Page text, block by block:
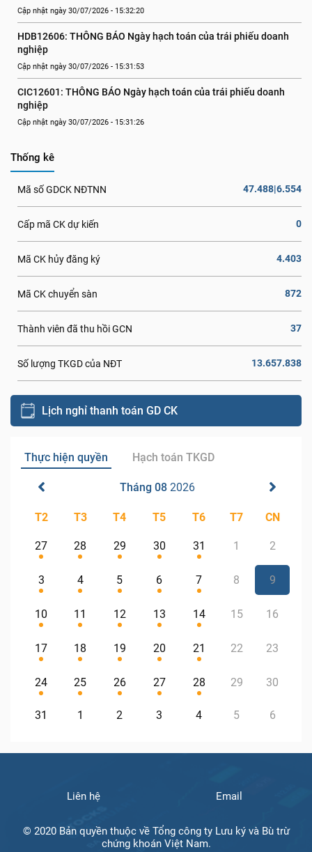
Cập nhật ngày 30/07/2026 - 15:32:20
HDB12606: THÔNG BÁO Ngày hạch toán của trái phiếu doanh
nghiệp
Cập nhật ngày 30/07/2026 - 15:31:53
CIC12601: THÔNG BÁO Ngày hạch toán của trái phiếu doanh
nghiệp
Cập nhật ngày 30/07/2026 - 15:31:26
Thống kê
Mã số GDCK NĐTNN 47.488|6.554
Cấp mã CK dự kiến 0
Mã CK hủy đăng ký 4.403
Mã CK chuyển sàn 872
Thành viên đã thu hồi GCN 37
Số lượng TKGD của NĐT 13.657.838
Lịch nghỉ thanh toán GD CK
Thực hiện quyền Hạch toán TKGD
Tháng 08 2026
T2 T3 T4 T5 T6 T7 CN
27 28 29 30 31 1 2
3 4 5 6 7 8 9
10 11 12 13 14 15 16
17 18 19 20 21 22 23
24 25 26 27 28 29 30
31 1 2 3 4 5 6
Liên hệ Email
© 2020 Bản quyền thuộc về Tổng công ty Lưu ký và Bù trừ
chứng khoán Việt Nam.